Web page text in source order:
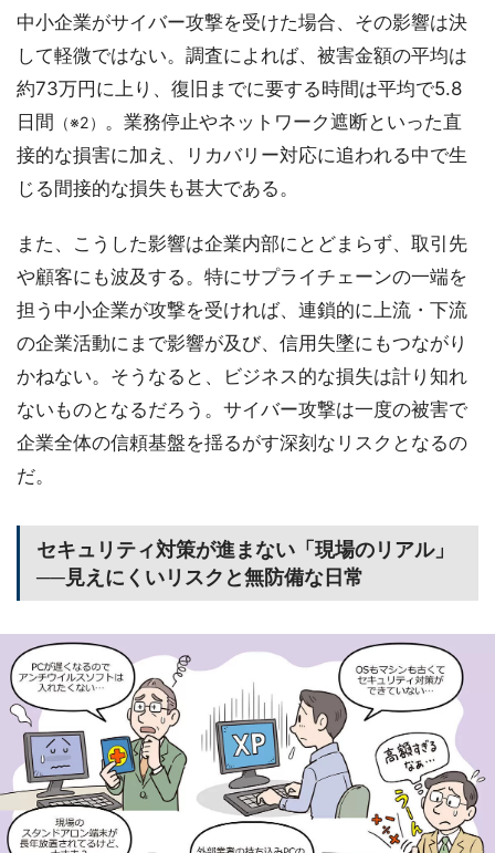
中小企業がサイバー攻撃を受けた場合、その影響は決
して軽微ではない。調査によれば、被害金額の平均は
約73万円に上り、復旧までに要する時間は平均で5.8
日間
（※2） 。業務停止やネットワーク遮断といった直
接的な損害に加え、リカバリー対応に追われる中で生
じる間接的な損失も甚大である。
また、こうした影響は企業内部にとどまらず、取引先
や顧客にも波及する。特にサプライチェーンの一端を
担う中小企業が攻撃を受ければ、連鎖的に上流・下流
の企業活動にまで影響が及び、信用失墜にもつながり
かねない。そうなると、ビジネス的な損失は計り知れ
ないものとなるだろう。サイバー攻撃は一度の被害で
企業全体の信頼基盤を揺るがす深刻なリスクとなるの
だ。
セキュリティ対策が進まない「現場のリアル」
──見えにくいリスクと無防備な日常